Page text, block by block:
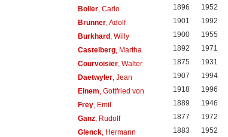
Boller, Carlo 1896 1952
Brunner, Adolf 1901 1992
Burkhard, Willy 1900 1955
Castelberg, Martha 1892 1971
Courvoisier, Walter 1875 1931
Daetwyler, Jean 1907 1994
Einem , Gottfried von 1918 1996
Frey, Emil 1889 1946
Ganz, Rudolf 1877 1972
Glenck, Hermann 1883 1952